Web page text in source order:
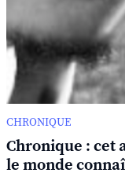
CHRONIQUE
Chronique : cet
le monde